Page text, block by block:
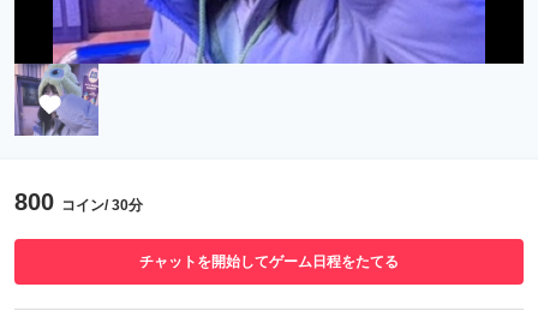
800 コイン/ 30分
チャットを開始してゲーム日程をたてる